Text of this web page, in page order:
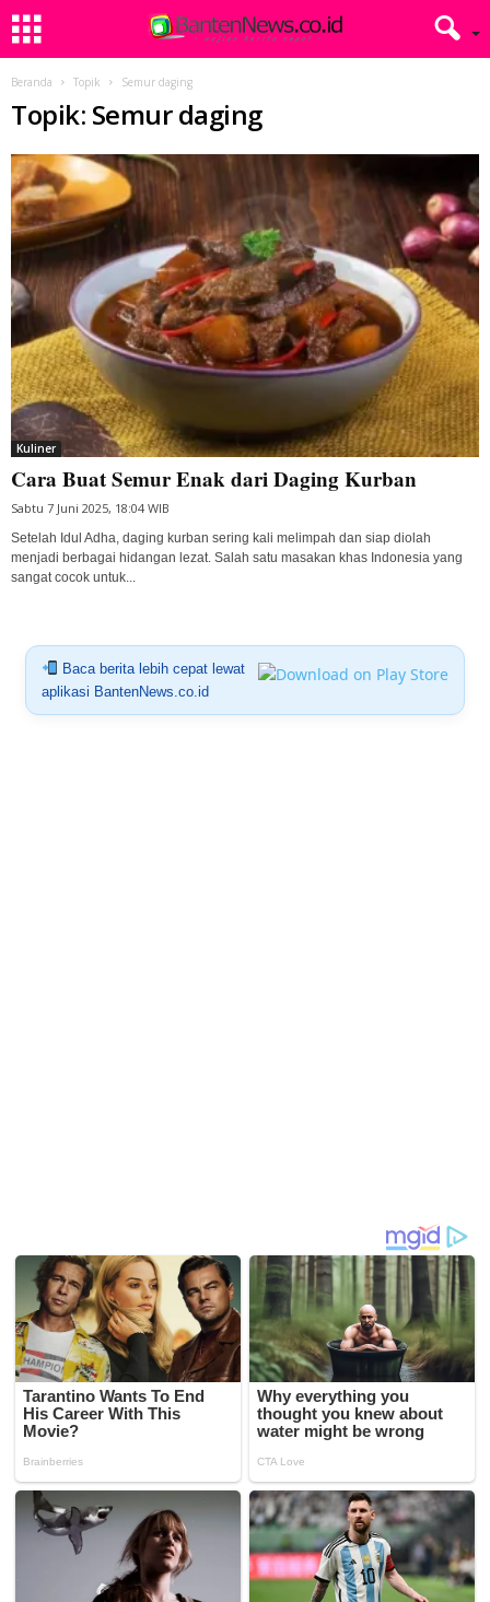
Beranda Topik Semur daging
Topik: Semur daging
Kuliner
Cara Buat Semur Enak dari Daging Kurban
Sabtu 7 Juni 2025, 18:04 WIB
Setelah Idul Adha, daging kurban sering kali melimpah dan siap diolah
menjadi berbagai hidangan lezat. Salah satu masakan khas Indonesia yang
sangat cocok untuk...
Baca berita lebih cepat lewat
aplikasi BantenNews.co.id